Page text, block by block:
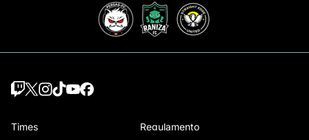
Times Regulamento